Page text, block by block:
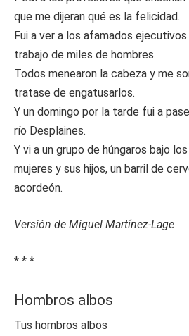
que me dijeran qué es la felicidad.
Fui a ver a los afamados ejecutivos
trabajo de miles de hombres.
Todos menearon la cabeza y me
tratase de engatusarlos.
Y un domingo por la tarde fui a
río Desplaines.
Y vi a un grupo de húngaros bajo
mujeres y sus hijos, un barril de
acordeón.
Versión de Miguel Martínez-Lage
* * *
Hombros albos
Tus hombros albos